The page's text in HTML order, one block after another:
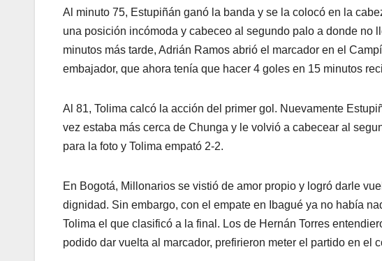
Al minuto 75, Estupiñán ganó la banda y se la colocó en la
una posición incómoda y cabeceo al segundo palo a donde no
minutos más tarde, Adrián Ramos abrió el marcador en el
embajador, que ahora tenía que hacer 4 goles en 15 minutos
Al 81, Tolima calcó la acción del primer gol. Nuevamente
vez estaba más cerca de Chunga y le volvió a cabecear al
para la foto y Tolima empató 2-2.
En Bogotá, Millonarios se vistió de amor propio y logró darle
dignidad. Sin embargo, con el empate en Ibagué ya no había
Tolima el que clasificó a la final. Los de Hernán Torres
podido dar vuelta al marcador, prefirieron meter el partido en el